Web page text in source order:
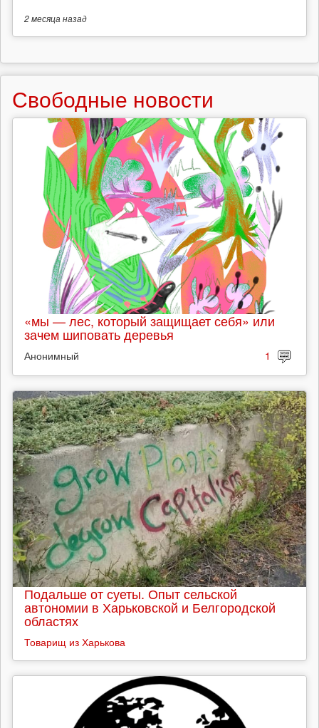
2 месяцаназад
Свободные новости
«мы — лес, который защищает себя» или
зачем шиповать деревья
Анонимный 1
Подальше от суеты. Опыт сельской
автономии в Харьковской и Белгородской
областях
Товарищ из Харькова